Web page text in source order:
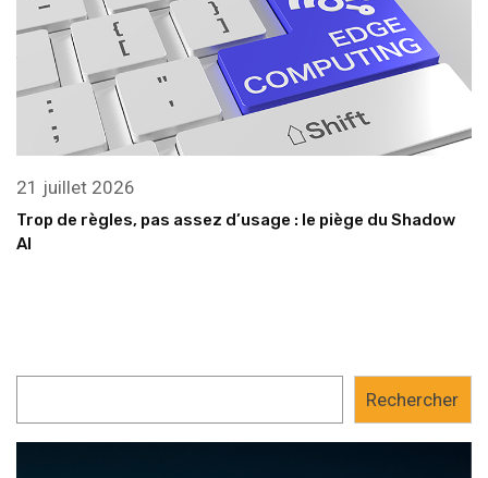
21 juillet 2026
Trop de règles, pas assez d’usage : le piège du Shadow
AI
Rechercher